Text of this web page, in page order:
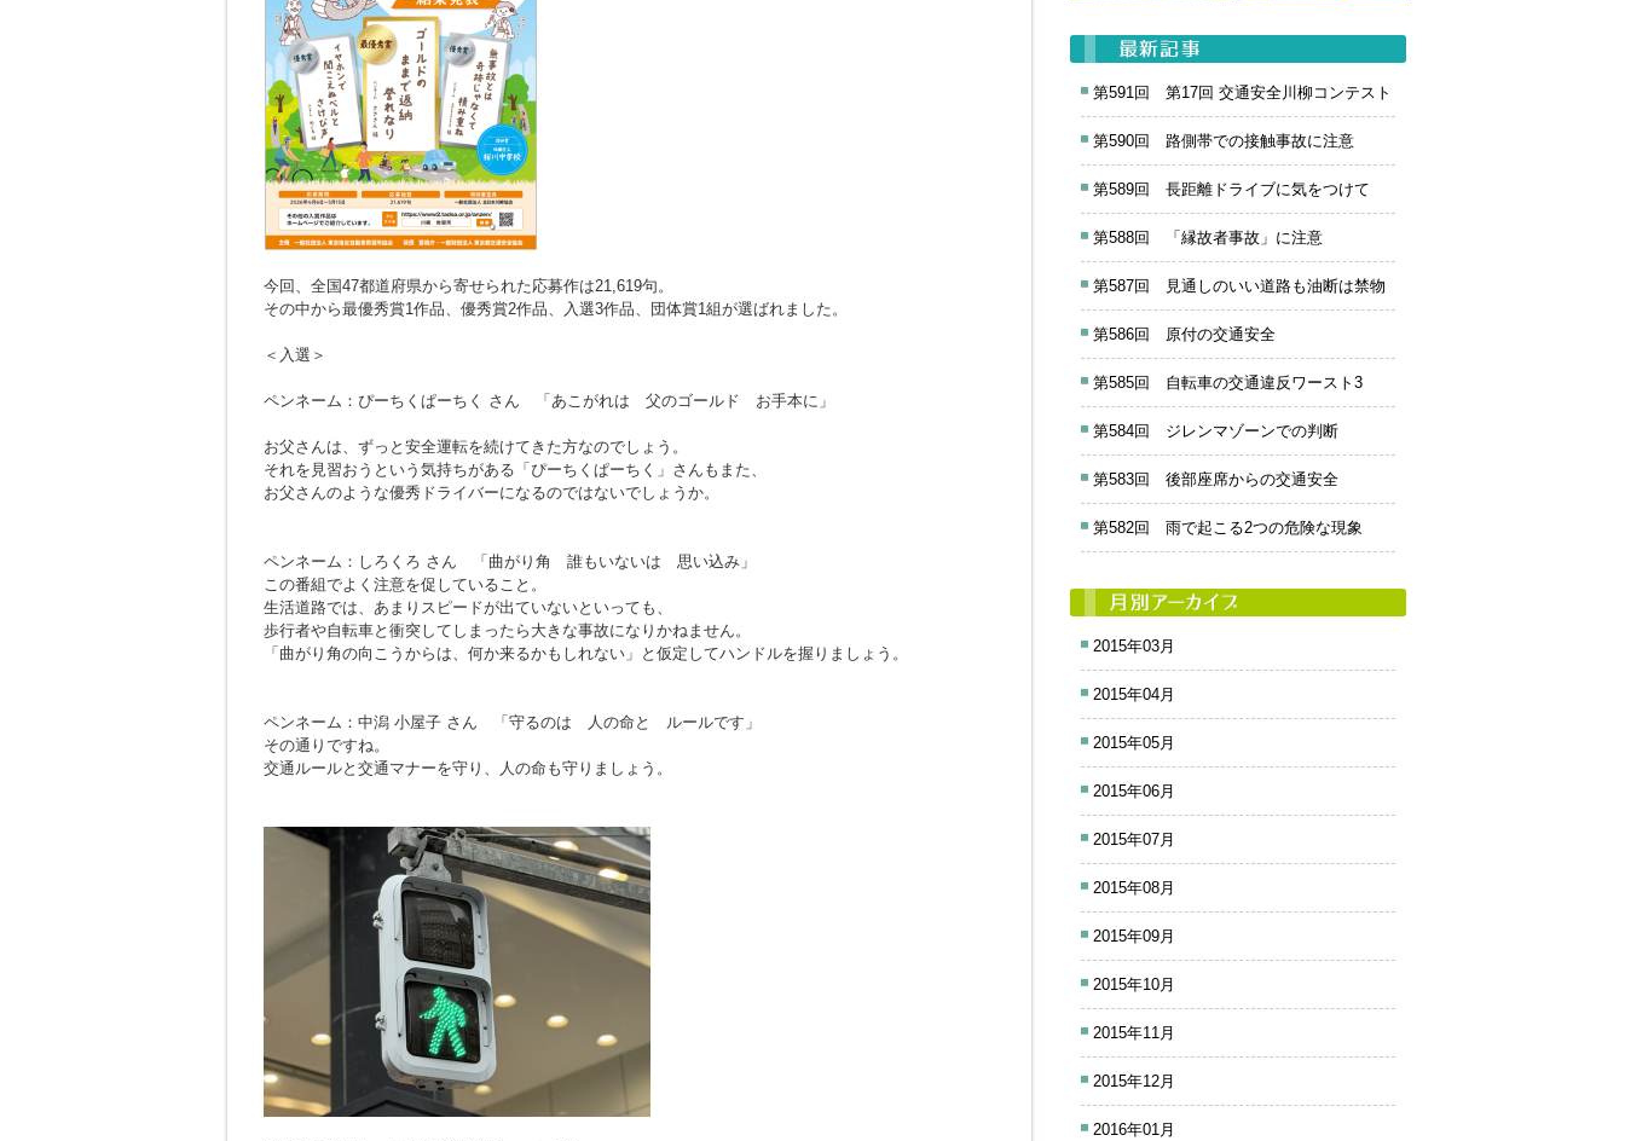
今回、全国47都道府県から寄せられた応募作は21,619句。
その中から最優秀賞1作品、優秀賞2作品、入選3作品、団体賞1組が選ばれました。
＜入選＞
ペンネーム：ぴーちくぱーちく さん 「あこがれは 父のゴールド お手本に」
お父さんは、ずっと安全運転を続けてきた方なのでしょう。
それを見習おうという気持ちがある「ぴーちくぱーちく」さんもまた、
お父さんのような優秀ドライバーになるのではないでしょうか。
ペンネーム：しろくろ さん
「曲がり角 誰もいないは 思い込み」
この番組でよく注意を促していること。
生活道路では、あまりスピードが出ていないといっても、
歩行者や自転車と衝突してしまったら大きな事故になりかねません。
「曲がり角の向こうからは、何か来るかもしれない」と仮定してハンドルを握りましょう。
ペンネーム：中潟 小屋子 さん 「 守るのは 人の命と ルールです」
その通りですね。
交通ルールと交通マナーを守り、人の命も守りましょう。
第591回 第17回 交通安全川柳コンテスト
第590回 路側帯での接触事故に注意
第589回 長距離ドライブに気をつけて
第588回 「縁故者事故」に注意
第587回 見通しのいい道路も油断は禁物
第586回 原付の交通安全
第585回 自転車の交通違反ワースト3
第584回 ジレンマゾーンでの判断
第583回 後部座席からの交通安全
第582回 雨で起こる2つの危険な現象
2015年03月
2015年04月
2015年05月
2015年06月
2015年07月
2015年08月
2015年09月
2015年10月
2015年11月
2015年12月
2016年01月